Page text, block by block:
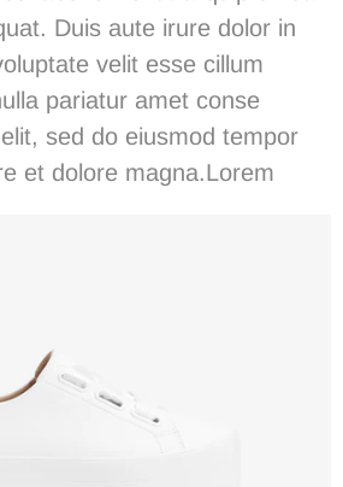
Duis aute irure dolor in
velit esse cillum
pariatur amet conse
sed do eiusmod tempor
et dolore magna.Lorem